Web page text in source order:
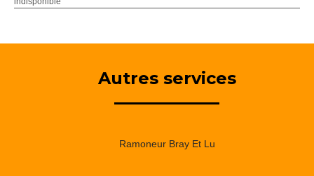
Autres services
Ramoneur Bray Et Lu